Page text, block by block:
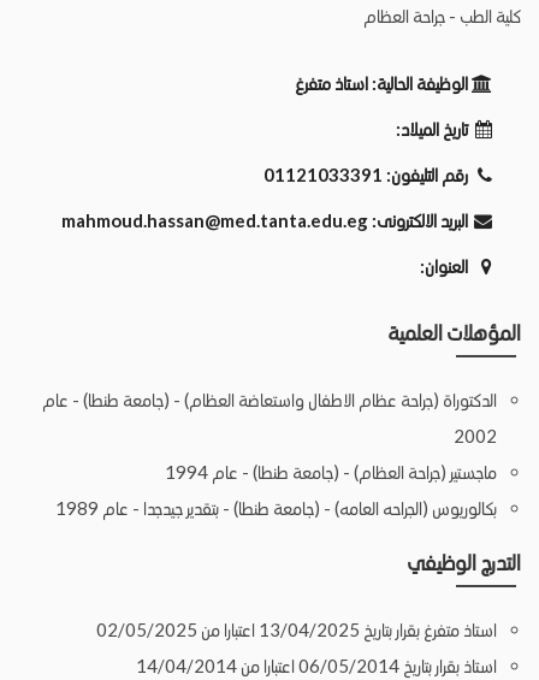
كلية الطب - جراحة العظام
الوظيفة الحالية: استاذ متفرغ
تاريخ الميلاد:
رقم التليفون: 01121033391
البريد الالكترونى: mahmoud.hassan@med.tanta.edu.eg
العنوان:
المؤهلات العلمية
الدكتوراة (جراحة عظام الاطفال واستعاضة العظام) - (جامعة طنطا) - عام
2002
ماجستير (جراحة العظام) - (جامعة طنطا) - عام 1994
بكالوريوس (الجراحه العامه) - (جامعة طنطا) - بتقدير جيدجدا - عام 1989
التدرج الوظيفي
استاذ متفرغ بقرار بتاريخ 13/04/2025 اعتبارا من 02/05/2025
استاذ بقرار بتاريخ 06/05/2014 اعتبارا من 14/04/2014